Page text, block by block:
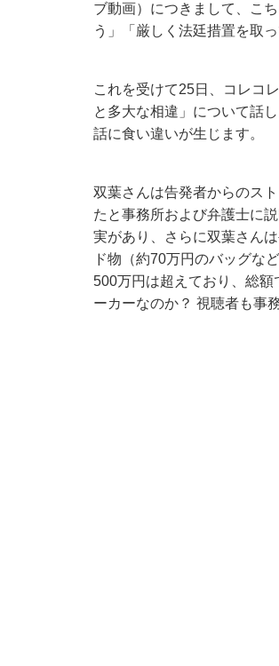
ブ動画）につきまして、こ
う」「厳しく法廷措置を取
これを受けて25日、コレコ
と多大な相違」について話
話に食い違いが生じます。
双葉さんは告発者からのス
たと事務所および弁護士に
実があり、さらに双葉さん
ド物（約70万円のバッグな
500万円は超えており、総
ーカーなのか？ 視聴者も事